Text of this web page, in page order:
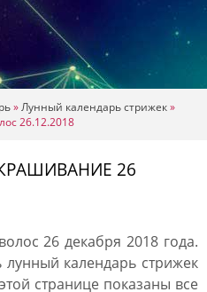
»Лунный календарь стрижек»
26.12.2018
26
26 декабря 2018 года.
календарь стрижек
странице показаны все